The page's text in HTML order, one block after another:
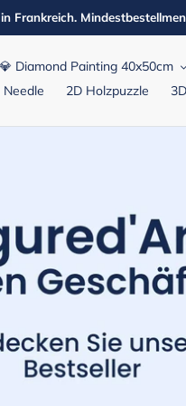
Frankreich.
💎 Diamond Painting 40x50cm
Needle 2D Holzpuzzle